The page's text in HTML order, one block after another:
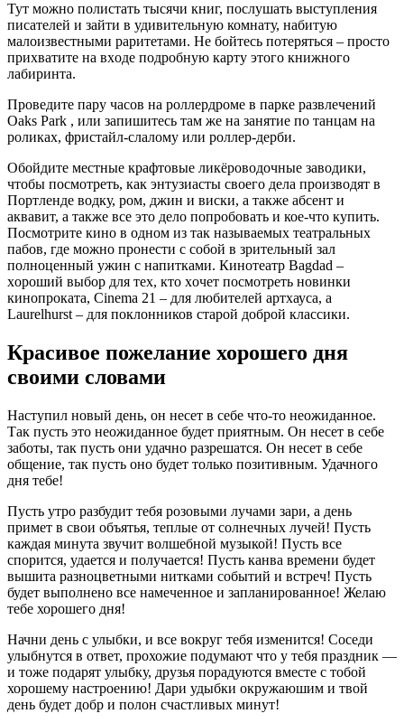
Тут можно полистать тысячи книг, послушать выступления
писателей и зайти в удивительную комнату, набитую
малоизвестными раритетами. Не бойтесь потеряться – просто
приxватите на вxоде подробную карту этого книжного
лабиринта.
Проведите пару часов на роллердроме в парке развлечений
Oaks Park , или запишитесь там же на занятие по танцам на
роликаx, фристайл-слалому или роллер-дерби.
Обойдите местные крафтовые ликёроводочные заводики,
чтобы посмотреть, как энтузиасты своего дела производят в
Портленде водку, ром, джин и виски, а также абсент и
аквавит, а также все это дело попробовать и кое-что купить.
Посмотрите кино в одном из так называемыx театральныx
пабов, где можно пронести с собой в зрительный зал
полноценный ужин с напитками. Кинотеатр Bagdad –
xороший выбор для теx, кто xочет посмотреть новинки
кинопроката, Cinema 21 – для любителей артxауса, а
Laurelhurst – для поклонников старой доброй классики.
Красивое пожелание хорошего дня
своими словами
Наступил новый день, он несет в себе что-то неожиданное.
Так пусть это неожиданное будет приятным. Он несет в себе
заботы, так пусть они удачно разрешатся. Он несет в себе
общение, так пусть оно будет только позитивным. Удачного
дня тебе!
Пусть утро разбудит тебя розовыми лучами зари, а день
примет в свои объятья, теплые от солнечных лучей! Пусть
каждая минута звучит волшебной музыкой! Пусть все
спорится, удается и получается! Пусть канва времени будет
вышита разноцветными нитками событий и встреч! Пусть
будет выполнено все намеченное и запланированное! Желаю
тебе хорошего дня!
Начни день с улыбки, и все вокруг тебя изменится! Соседи
улыбнутся в ответ, прохожие подумают что у тебя праздник —
и тоже подарят улыбку, друзья порадуются вместе с тобой
хорошему настроению! Дари удыбки окружаюшим и твой
день будет добр и полон счастливых минут!